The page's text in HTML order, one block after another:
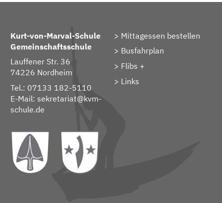
Kurt-von-Marval-Schule
Gemeinschaftsschule
Lauffener Str. 36
74226 Nordheim
Tel.: 07133 182-5110
E-Mail: sekretariat@kvm-
schule.de
Mittagessen bestellen
Busfahrplan
Flibs +
Links